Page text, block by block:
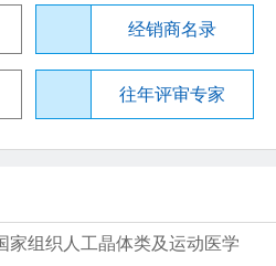
经销商名录
往年评审专家
家组织人工晶体类及运动医学